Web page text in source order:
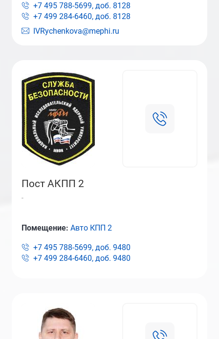
IVRychenkova@mephi.ru
+7 495 788-5699, доб. 8128
+7 499 284-6460, доб. 8128
Пост АКПП 2
-
Помещение: Авто КПП 2
+7 495 788-5699, доб. 9480
+7 499 284-6460, доб. 9480